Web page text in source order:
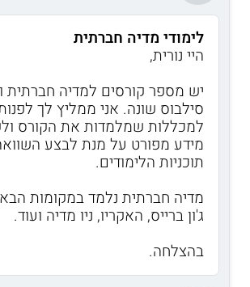
לימודי מדיה חברתית
היי נורית,
יש מספר קורסים למדיה חברתית
סילבוס שונה. אני ממליץ לך
למכללות שמלמדות את הקורס
מידע מפורט על מנת לבצע
תוכניות הלימודים.
מדיה חברתית נלמד במקומות
ג'ון ברייס, האקריו, ניו מדיה ועוד.
בהצלחה.